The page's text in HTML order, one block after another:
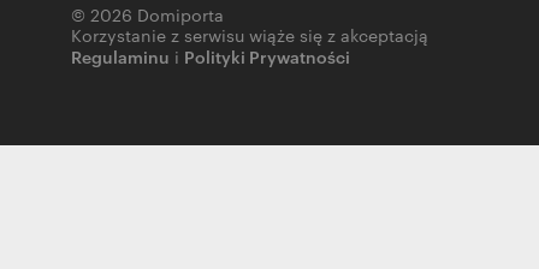
© 2026 Domiporta
Korzystanie z serwisu wiąże się z akceptacją
Regulaminu i Polityki Prywatności